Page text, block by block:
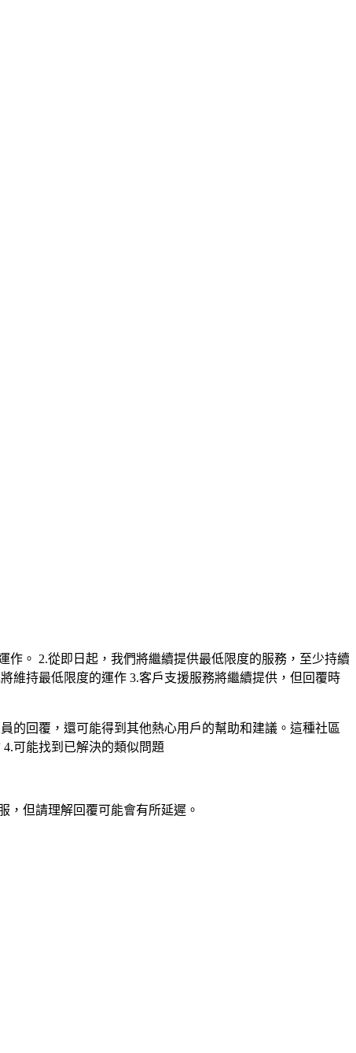
。 2.從即日起，我們將繼續提供最低限度的服務，至少持續
維持最低限度的運作 3.客戶支援服務將繼續提供，但回覆時
的回覆，還可能得到其他熱心用戶的幫助和建議。這種社區
可能找到已解決的類似問題
，但請理解回覆可能會有所延遲。